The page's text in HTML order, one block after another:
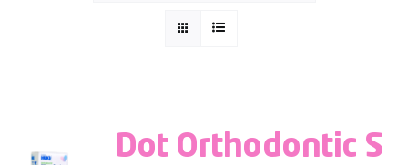
Dot Orthodontic S